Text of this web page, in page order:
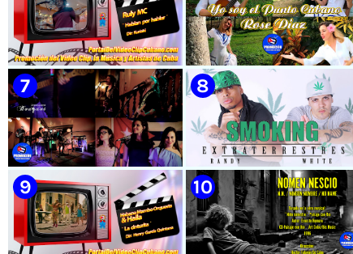
🟡 Naldo - ¨Falsas Promesas¨ 📺
Videoclip - 🎬 Dirección:
Visualeme
🟡 Grupo Compay Segundo ||
¨Con La Magia de Compay¨ ||
Música popular tradicional
cubana || Videoclip || CUBA
🟡 Ruly MC || ¨Hablan por
hablar¨ || Realizador: Kuriaki ||
Videoclip || Música Urbana
Cubana || RAP || CUBA
🟡 Rose Díaz || ¨Yo soy el Punto
Cubano¨ (Autores: Celina
González y Reutilio
Domínguez) || Director:
Yuliades Mariño Cabello ||
Música popular tradicional
cubana - Punto Cubano -
Punto Guajiro || Videoclip ||
CUBA
🟡 Bouquet - ¨Dressed Up
🟡 Randy & White -